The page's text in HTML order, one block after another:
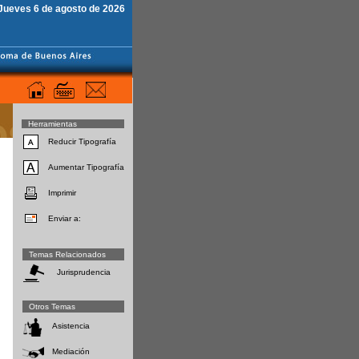
6 de agosto de 2026
Herramientas
Reducir Tipografía
Aumentar Tipografía
Imprimir
Enviar a:
Temas Relacionados
Jurisprudencia
Otros Temas
Asistencia
Mediación